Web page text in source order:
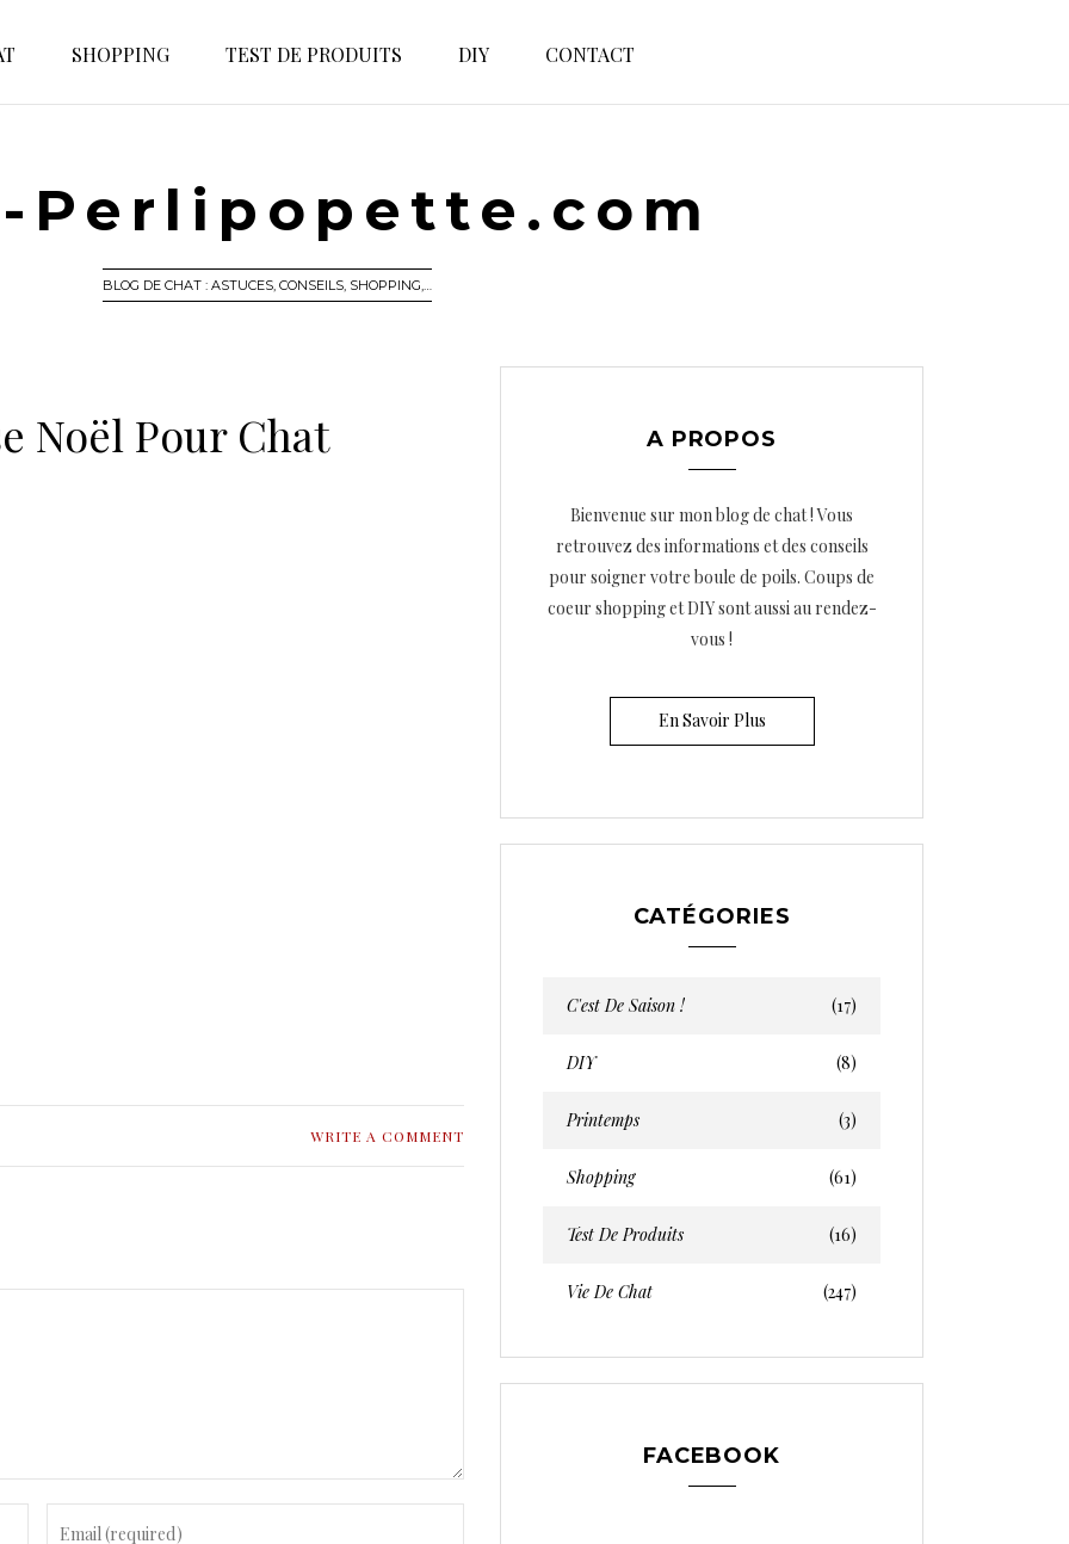
SHOPPING TEST DE PRODUITS DIY CONTACT
Perlipopette.com
BLOG DE CHAT : ASTUCES, CONSEILS, SHOPPING,…
Noël Pour Chat
WRITE A COMMENT
A PROPOS
Bienvenue sur mon blog de chat ! Vous
retrouvez des informations et des conseils
pour soigner votre boule de poils. Coups de
coeur shopping et DIY sont aussi au rendez-
vous !
En Savoir Plus
CATÉGORIES
C'est De Saison ! (17)
DIY (8)
Printemps (3)
Shopping (61)
Test De Produits (16)
Vie De Chat (247)
FACEBOOK